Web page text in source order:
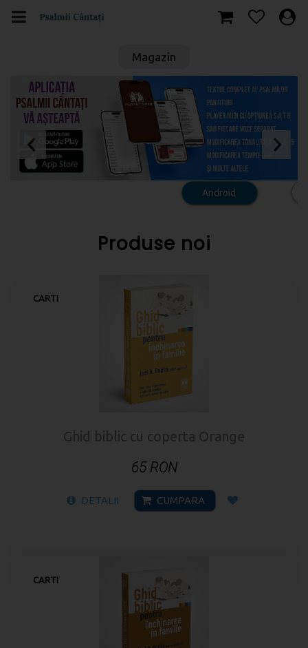
Magazin
Produse noi
CARTI
Ghid biblic cu coperta Orange
65 RON
DETALII CUMPARA
CARTI